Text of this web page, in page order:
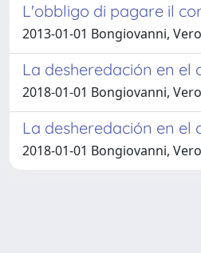
L'obbligo di pagare il
2013-01-01 Bongiovanni,
La desheredación en
2018-01-01 Bongiovanni,
La desheredación en
2018-01-01 Bongiovanni,